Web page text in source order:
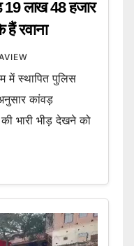
लाख 48 हजार
रवाना
में स्थापित पुलिस
कांवड़
भारी भीड़ देखने को